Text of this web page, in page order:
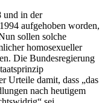
und in der
aufgehoben worden,
sollen solche
homosexueller
Die Bundesregierung
Urteile damit, dass „das
nach heutigem